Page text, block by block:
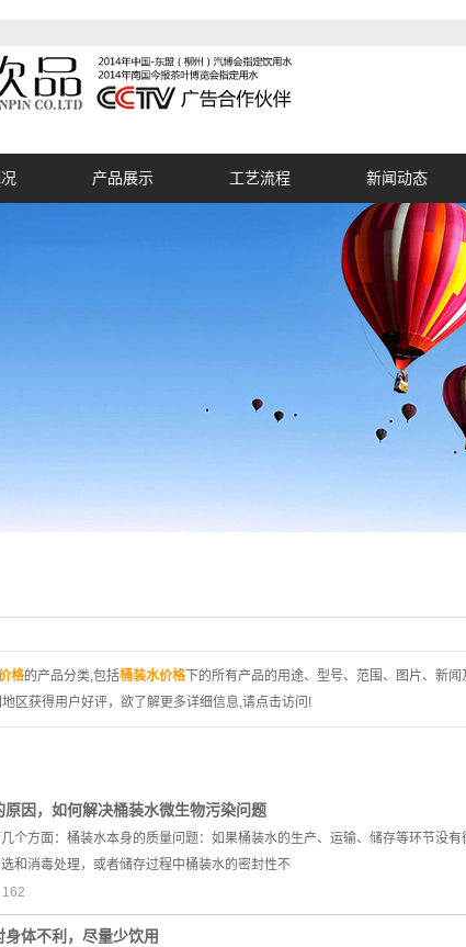
产品展示 工艺流程 新闻动态
公司新闻
行业新闻
饮水知识
格的产品分类,包括桶装水价格下的所有产品的用途、型号、范围、图片、新
区获得用户好评，欲了解更多详细信息,请点击访问!
因，如何解决桶装水微生物污染问题
个方面：桶装水本身的质量问题：如果桶装水的生产、运输、储存等环节没
和消毒处理，或者储存过程中桶装水的密封性不
体不利，尽量少饮用